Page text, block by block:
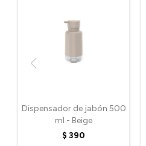
Dispensador de jabón 500
ml - Beige
$ 390